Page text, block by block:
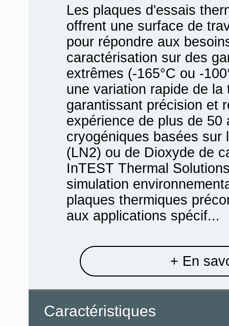
Les plaques d'essais
offrent une surface de
pour répondre aux
caractérisation sur des
extrêmes (-165°C ou -
une variation rapide de la
garantissant précision et
expérience de plus de
cryogéniques basées sur
(LN2) ou de Dioxyde de
InTEST Thermal
simulation
plaques thermiques
aux applications spécif...
+ En
Caractéristiques